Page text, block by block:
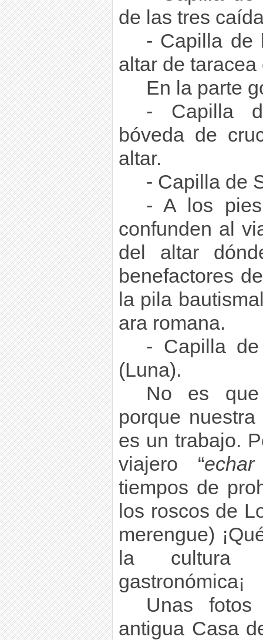
de las tres
- Capilla de
altar de taracea
En la parte
- Capilla
bóveda de
altar.
- Capilla de
- A los
confunden al
del altar
benefactores
la pila
ara romana.
- Capilla
(Luna).
No es que
porque
es un trabajo.
viajero “
tiempos de
los roscos de
merengue)
la cultura
gastronómica¡
Unas
antigua Casa